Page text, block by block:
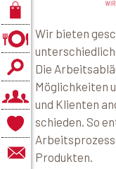
Wir bieten
Die
Möglichkeiten
und Klienten
schieden. So
Produkten.